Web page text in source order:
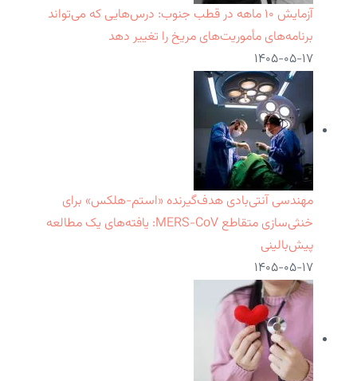
آزمایش ۱۰ ماهه در قطب جنوب: درس‌هایی که می‌تواند
برنامه‌های مأموریت‌های مریخ را تغییر دهد
۱۴۰۵-۰۵-۱۷
مهندسی آنتی‌بادی هدف‌گیرنده «استم-هلکس» برای
خنثی‌سازی متقاطع MERS-CoV: یافته‌های یک مطالعه
پیش‌بالینی
۱۴۰۵-۰۵-۱۷